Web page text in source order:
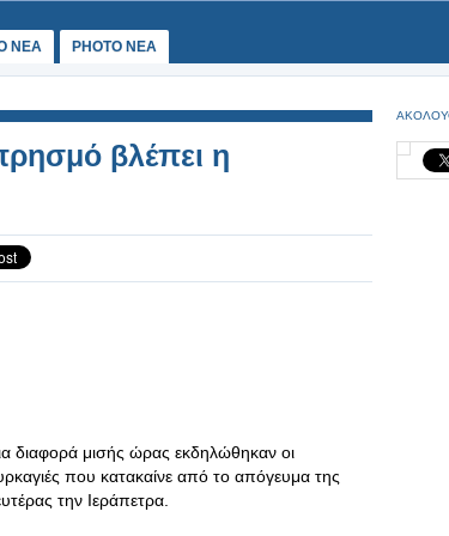
NEA PHOTO NEA
βλέπει η
διαφορά μισής ώρας εκδηλώθηκαν οι
που κατακαίνε από το απόγευμα της
την Ιεράπετρα.